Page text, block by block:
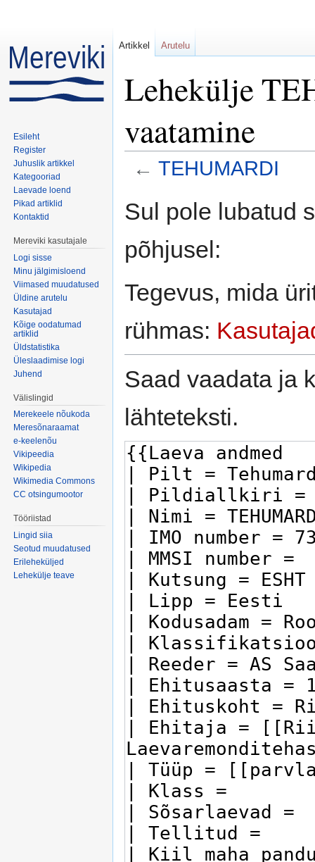
Lehekülje
vaatamine
← TEHUMARDI
Sul pole lubatud
põhjusel:
Tegevus, mida
rühmas:
Saad vaadata ja
lähteteksti.
Artikkel Arutelu
Esileht
Register
Juhuslik artikkel
Kategooriad
Laevade loend
Pikad artiklid
Kontaktid
Mereviki kasutajale
Logi sisse
Minu jälgimisloend
Viimased muudatused
Üldine arutelu
Kasutajad
Kõige oodatumad
artiklid
Üldstatistika
Üleslaadimise logi
Juhend
Välislingid
Merekeele nõukoda
Meresõnaraamat
e-keelenõu
Vikipeedia
Wikipedia
Wikimedia Commons
CC otsingumootor
Tööriistad
Lingid siia
Seotud muudatused
Erileheküljed
Lehekülje teave